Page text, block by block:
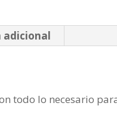
2005-
adicional
todo lo necesario